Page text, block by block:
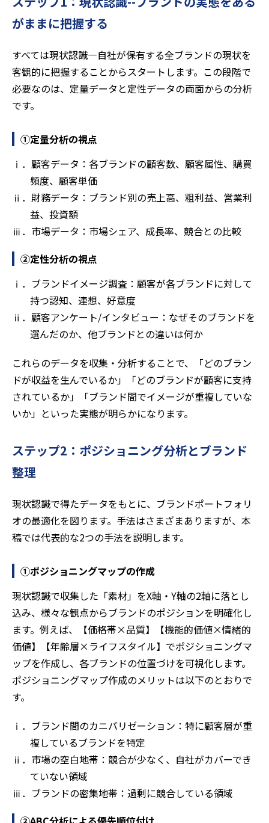
がままに把握する
すべては現状認識―自社が保有する全ブランドの現状を
客観的に把握することからスタートします。この段階で
必要なのは、定量データと定性データの両面からの分析
です。
①定量分析の視点
ⅰ．顧客データ：各ブランドの顧客数、顧客属性、購買
頻度、顧客単価
ⅱ．財務データ：ブランド別の売上高、粗利益、営業利
益、投資額
ⅲ．市場データ：市場シェア、成長率、競合との比較
②定性分析の視点
ⅰ．ブランドイメージ調査：顧客が各ブランドに対して
持つ認知、連想、好意度
ⅱ．顧客アンケート/インタビュー：なぜそのブランドを
選んだのか、他ブランドとの違いは何か
これらのデータを収集・分析することで、「どのブラン
ドが収益を生んでいるか」「どのブランドが顧客に支持
されているか」「ブランド間でイメージが重複していな
いか」といった実態が明らかになります。
ステップ2：ポジショニング分析とブランド
整理
現状認識で得たデータをもとに、ブランドポートフォリ
オの最適化を図ります。手法はさまざまありますが、本
稿では代表的な2つの手法を説明します。
①ポジショニングマップの作成
現状認識で収集した「素材」をX軸・Y軸の2軸に落とし
込み、様々な観点からブランドのポジションを明確化し
ます。例えば、【価格帯×品質】【機能的価値×情緒的
価値】【年齢層×ライフスタイル】でポジショニングマ
ップを作成し、各ブランドの位置づけを可視化します。
ポジショニングマップ作成のメリットは以下のとおりで
す。
ⅰ．ブランド間のカニバリゼーション：特に顧客層が重
複しているブランドを特定
ⅱ．市場の空白地帯：競合が少なく、自社がカバーでき
ていない領域
ⅲ．ブランドの密集地帯：過剰に競合している領域